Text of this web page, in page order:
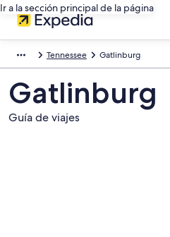
Ir a la sección principal de la página
Tennessee Gatlinburg
Gatlinburg
Guía de viajes